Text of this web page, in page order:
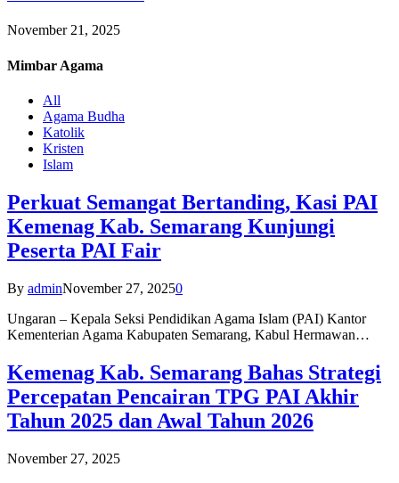
November 21, 2025
Mimbar Agama
All
Agama Budha
Katolik
Kristen
Islam
Perkuat Semangat Bertanding, Kasi PAI
Kemenag Kab. Semarang Kunjungi
Peserta PAI Fair
By adminNovember 27, 20250
Ungaran – Kepala Seksi Pendidikan Agama Islam (PAI) Kantor
Kementerian Agama Kabupaten Semarang, Kabul Hermawan…
Kemenag Kab. Semarang Bahas Strategi
Percepatan Pencairan TPG PAI Akhir
Tahun 2025 dan Awal Tahun 2026
November 27, 2025